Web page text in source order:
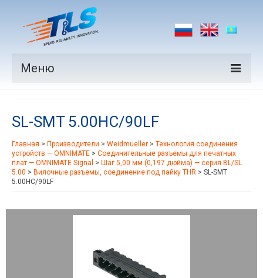
Меню
Производители
Рынки
Новости
SL-SMT 5.00HC/90LF
Главная > Производители > Weidmueller > Технология соединения
устройств — OMNIMATE > Соединительные разъемы для печатных
плат — OMNIMATE Signal > Шаг 5,00 мм (0,197 дюйма) — серия BL/SL
5.00 > Вилочные разъемы, соединение под пайку THR > SL-SMT
5.00HC/90LF